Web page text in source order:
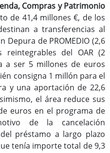
Compras y Patrimonio
de 41,4 millones €, de los
a transferencias al
Depura de PROMEDIO (2,6
reintegrables del OAR (2
a ser 5 millones de euros
consigna 1 millón para el
y una aportación de 22,6
el área reduce sus
euros en el programa de
de la cancelación
préstamo a largo plazo
tenía importe total de 9,3